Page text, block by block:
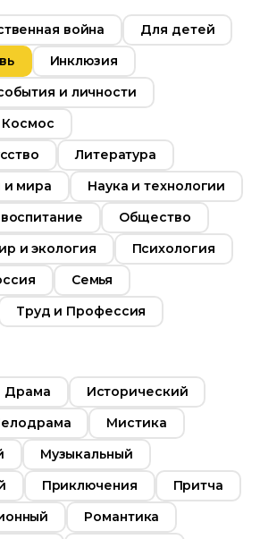
Индия
война
Для детей
Инклюзия
и личности
Космос
Литература
и мира
Наука и технологии
Общество
и экология
Психология
Семья
Труд и Профессия
Драма
Исторический
Мистика
Музыкальный
Приключения
Притча
Романтика